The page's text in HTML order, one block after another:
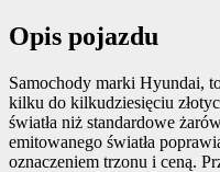
Opis pojazdu
Samochody marki Hyundai,
kilku do kilkudziesięciu
światła niż standardowe
emitowanego światła
oznaczeniem trzonu i ceną.